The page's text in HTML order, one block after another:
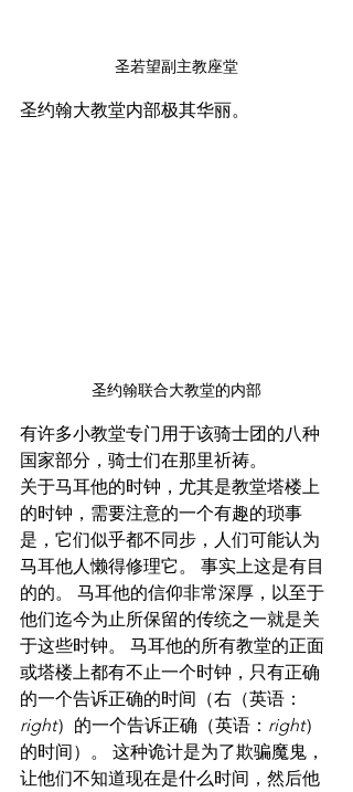
圣若望副主教座堂
圣约翰大教堂内部极其华丽。
圣约翰联合大教堂的内部
有许多小教堂专门用于该骑士团的八种
国家部分，骑士们在那里祈祷。
关于马耳他的时钟，尤其是教堂塔楼上
的时钟，需要注意的一个有趣的琐事
是，它们似乎都不同步，人们可能认为
马耳他人懒得修理它。 事实上这是有目
的的。 马耳他的信仰非常深厚，以至于
他们迄今为止所保留的传统之一就是关
于这些时钟。 马耳他的所有教堂的正面
或塔楼上都有不止一个时钟，只有正确
的一个告诉正确的时间（右（英语：
right）的一个告诉正确（英语： right）
的时间）。 这种诡计是为了欺骗魔鬼，
让他们不知道现在是什么时间，然后他